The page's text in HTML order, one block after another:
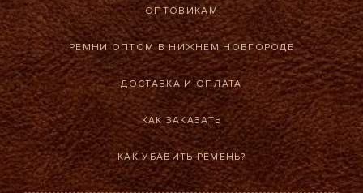
ОПТОВИКАМ
РЕМНИ ОПТОМ В НИЖНЕМ НОВГОРОДЕ
ДОСТАВКА И ОПЛАТА
КАК ЗАКАЗАТЬ
КАК УБАВИТЬ РЕМЕНЬ?